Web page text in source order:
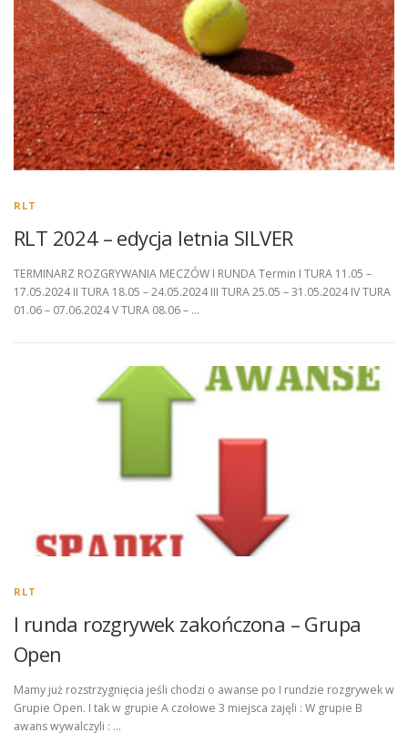
RLT
RLT 2024 – edycja letnia SILVER
TERMINARZ ROZGRYWANIA MECZÓW I RUNDA Termin I TURA 11.05 –
17.05.2024 II TURA 18.05 – 24.05.2024 III TURA 25.05 – 31.05.2024 IV TURA
01.06 – 07.06.2024 V TURA 08.06 – …
RLT
I runda rozgrywek zakończona – Grupa
Open
Mamy już rozstrzygnięcia jeśli chodzi o awanse po I rundzie rozgrywek w
Grupie Open. I tak w grupie A czołowe 3 miejsca zajęli : W grupie B
awans wywalczyli : …